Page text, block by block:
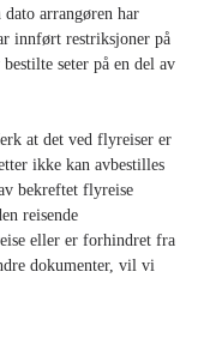
arrangøren har
innført restriksjoner på
seter på en del av
at det ved flyreiser er
ikke kan avbestilles
bekreftet flyreise
reisende
eller er forhindret fra
dokumenter, vil vi